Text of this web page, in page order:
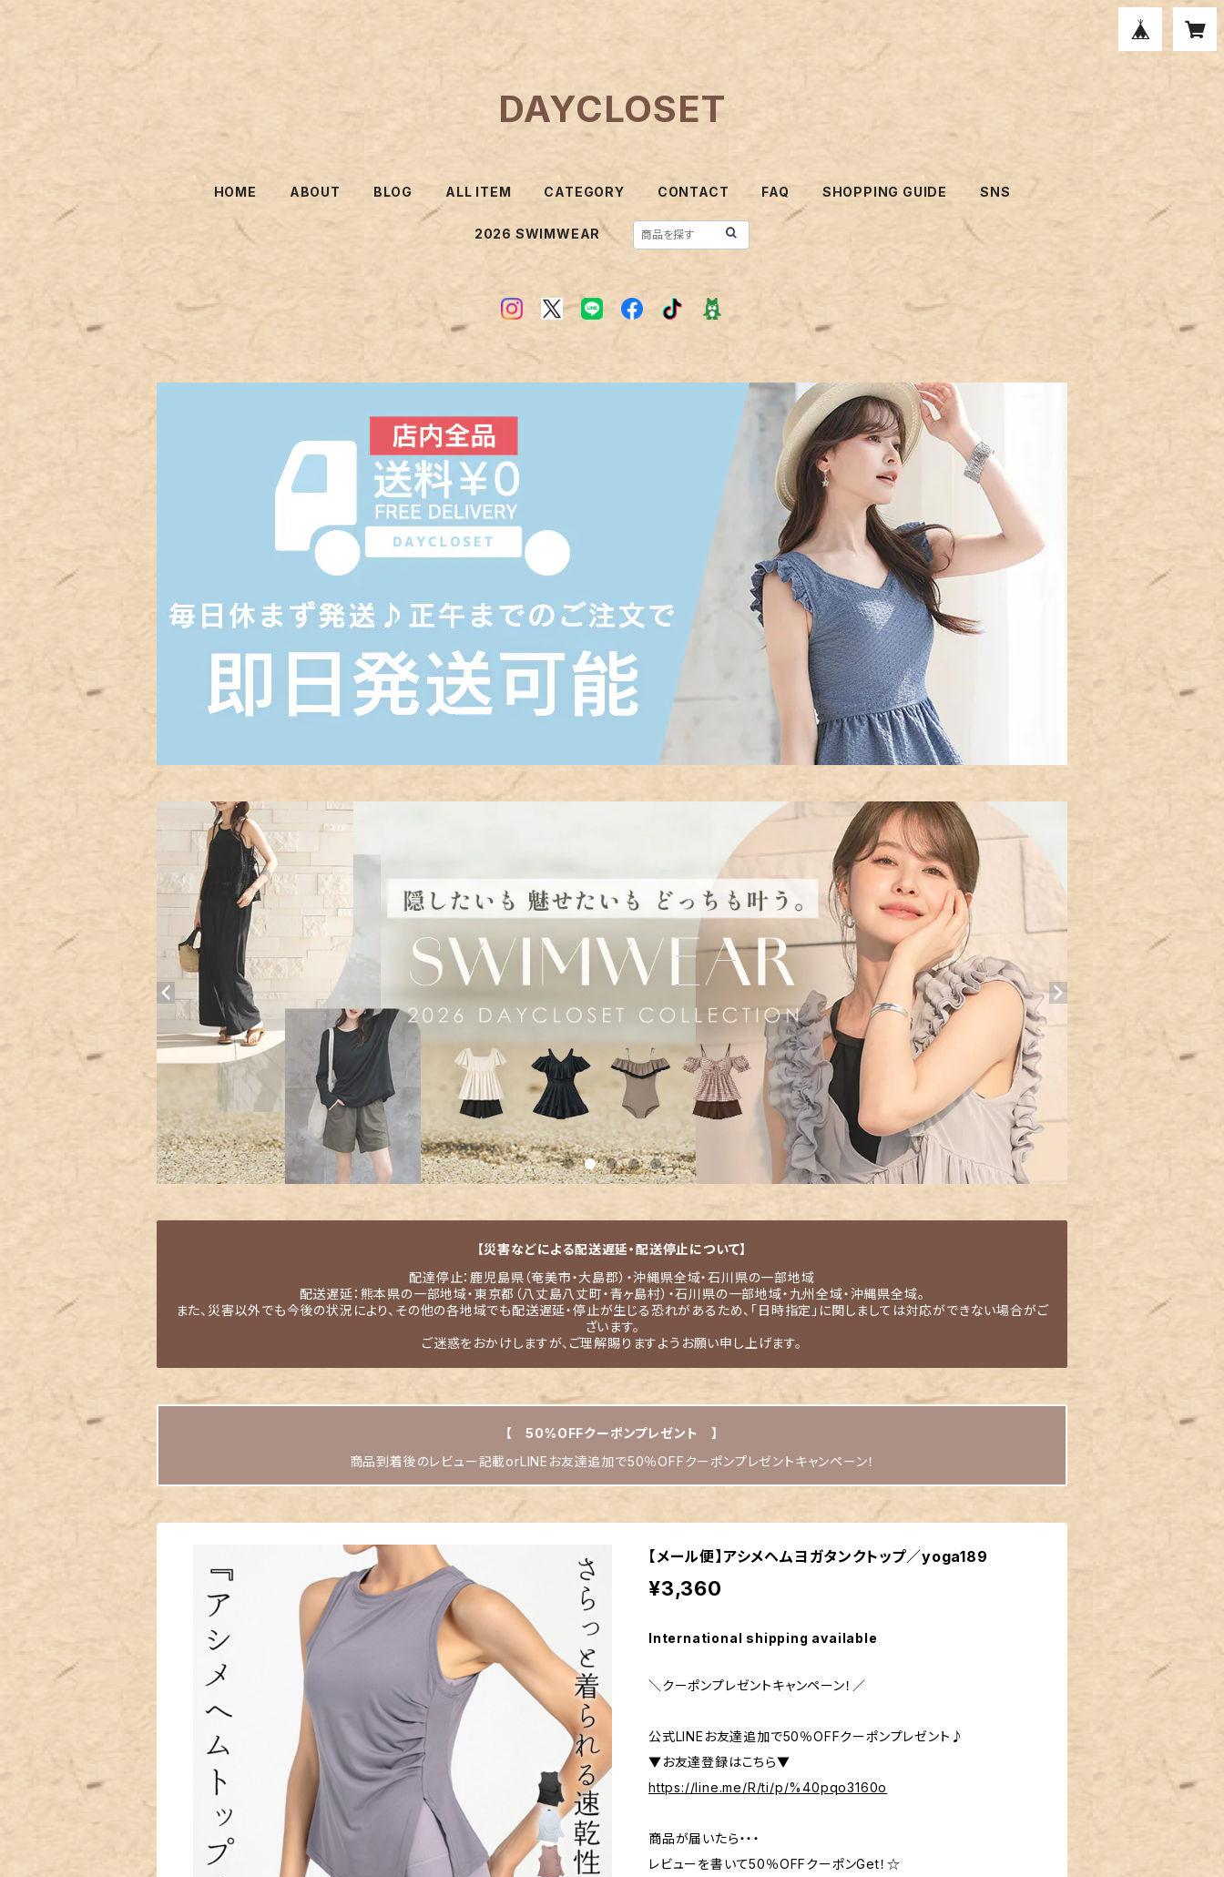
DAYCLOSET
HOME ABOUT BLOG ALL ITEM CATEGORY CONTACT FAQ SHOPPING GUIDE SNS
2026 SWIMWEAR
【災害などによる配送遅延・配送停止について】
配達停止：鹿児島県（奄美市・大島郡）・沖縄県全域・石川県の一部地域
配送遅延：熊本県の一部地域・東京都（八丈島八丈町・青ヶ島村）・石川県の一部地域・九州全域・沖縄県全域。
また、災害以外でも今後の状況により、その他の各地域でも配送遅延・停止が生じる恐れがあるため、「日時指定」に関しましては対応ができない場合がご
ざいます。
ご迷惑をおかけしますが、ご理解賜りますようお願い申し上げます。
【 50%OFFクーポンプレゼント 】
商品到着後のレビュー記載orLINEお友達追加で50％OFFクーポンプレゼントキャンペーン！
【メール便】アシメヘムヨガタンクトップ／yoga189
¥3,360
International shipping available
＼クーポンプレゼントキャンペーン！／
公式LINEお友達追加で50％OFFクーポンプレゼント♪
▼お友達登録はこちら▼
https://line.me/R/ti/p/%40pqo3160o
商品が届いたら・・・
レビューを書いて50％OFFクーポンGet！☆